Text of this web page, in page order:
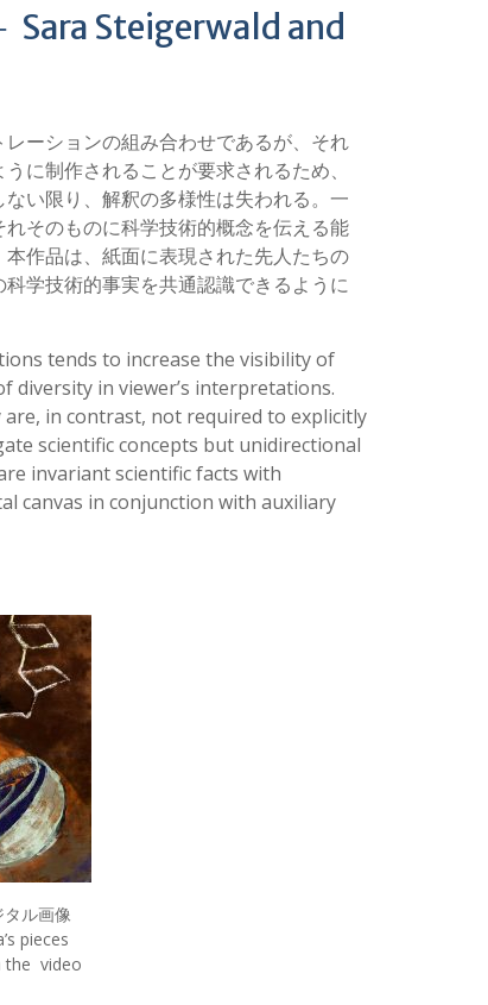
Steigerwald and
ーションの組み合わせであるが、それ
に制作されることが要求されるため、
い限り、解釈の多様性は失われる。一
そのものに科学技術的概念を伝える能
作品は、紙面に表現された先人たちの
学技術的事実を共通認識できるように
tends to increase the visibility of
diversity in viewer’s interpretations.
in contrast, not required to explicitly
scientific concepts but unidirectional
invariant scientific facts with
canvas in conjunction with auxiliary
ル画像
pieces
the video